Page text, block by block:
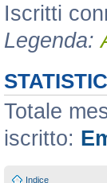
Iscritti
Legenda:
Totale
iscritto:
Indice